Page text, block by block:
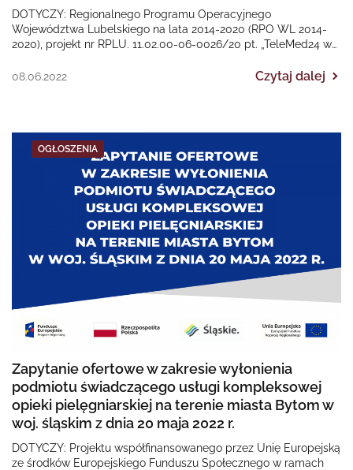
DOTYCZY: Regionalnego Programu Operacyjnego
Województwa Lubelskiego na lata 2014-2020 (RPO WL 2014-
2020), projekt nr RPLU. 11.02.00-06-0026/20 pt. „TeleMed24 w
08.06.2022
Czytaj dalej
OGŁOSZENIA
Zapytanie ofertowe w zakresie wyłonienia
podmiotu świadczącego usługi kompleksowej
opieki pielęgniarskiej na terenie miasta Bytom w
woj. śląskim z dnia 20 maja 2022 r.
DOTYCZY: Projektu współfinansowanego przez Unię Europejską
ze środków Europejskiego Funduszu Społecznego w ramach